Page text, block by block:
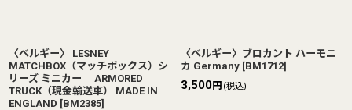
〈ベルギー〉 LESNEY
MATCHBOX（マッチボックス）シ
リーズ ミニカー ARMORED
TRUCK（現金輸送車） MADE IN
ENGLAND [BM2385]
〈ベルギー〉ブロカント ハーモニ
カ Germany [BM1712]
3,500円 (税込)